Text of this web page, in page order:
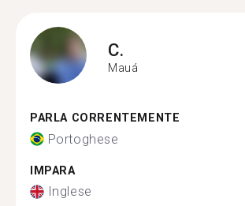
C.
Mauá
PARLA CORRENTEMENTE
Portoghese
IMPARA
Inglese